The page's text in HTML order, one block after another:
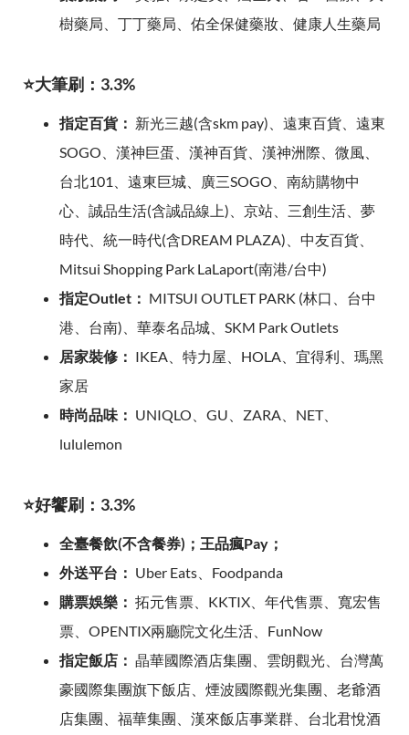
樹藥局、丁丁藥局、佑全保健藥妝、健康人生藥局
⭐大筆刷：3.3%
指定百貨： 新光三越(含skm pay)、遠東百貨、遠東
SOGO、漢神巨蛋、漢神百貨、漢神洲際、微風、
台北101、遠東巨城、廣三SOGO、南紡購物中
心、誠品生活(含誠品線上)、京站、三創生活、夢
時代、統一時代(含DREAM PLAZA)、中友百貨、
Mitsui Shopping Park LaLaport(南港/台中)
指定Outlet： MITSUI OUTLET PARK (林口、台中
港、台南)、華泰名品城、SKM Park Outlets
居家裝修： IKEA、特力屋、HOLA、宜得利、瑪黑
家居
時尚品味： UNIQLO、GU、ZARA、NET、
lululemon
⭐好饗刷：3.3%
全臺餐飲(不含餐券)；王品瘋Pay；
外送平台： Uber Eats、Foodpanda
購票娛樂： 拓元售票、KKTIX、年代售票、寬宏售
票、OPENTIX兩廳院文化生活、FunNow
指定飯店： 晶華國際酒店集團、雲朗觀光、台灣萬
豪國際集團旗下飯店、煙波國際觀光集團、老爺酒
店集團、福華集團、漢來飯店事業群、台北君悅酒